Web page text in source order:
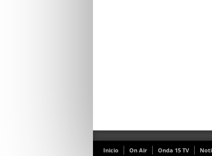
Inicio On Air Onda 15 TV